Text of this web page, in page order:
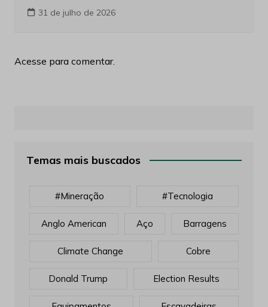
31 de julho de 2026
Acesse para comentar.
Temas mais buscados
#mineração #tecnologia
Anglo American Aço Barragens
Climate Change Cobre
Donald Trump Election Results